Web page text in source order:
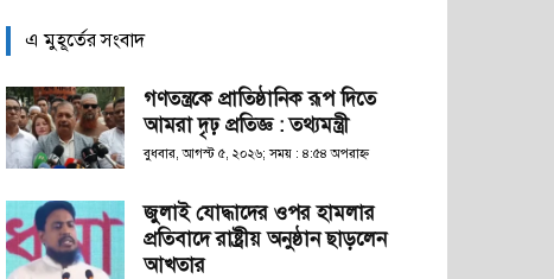
এ মুহূর্তের সংবাদ
গণতন্ত্রকে প্রাতিষ্ঠানিক রূপ দিতে
আমরা দৃঢ় প্রতিজ্ঞ : তথ্যমন্ত্রী
বুধবার, আগস্ট ৫, ২০২৬; সময় : ৪:৫৪ অপরাহ্ণ
জুলাই যোদ্ধাদের ওপর হামলার
প্রতিবাদে রাষ্ট্রীয় অনুষ্ঠান ছাড়লেন
আখতার